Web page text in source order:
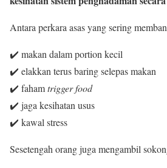
Antara perkara asas yang sering
✔️ makan dalam portion kecil
✔️ elakkan terus baring selepas makan
✔️ fahamtrigger food
✔️ jaga kesihatan usus
✔️ kawal stress
Sesetengah orang juga mengambil